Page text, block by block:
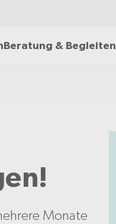
Beratung & Begleiten
Monate